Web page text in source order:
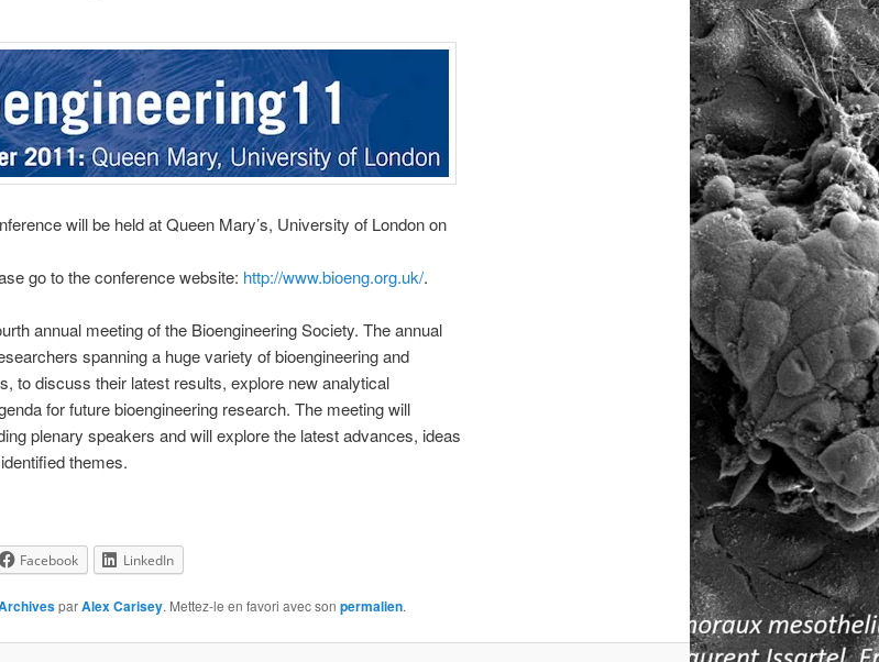
will be held at Queen Mary’s, University of London on
go to the conference website: http://www.bioeng.org.uk/.
annual meeting of the Bioengineering Society. The annual
spanning a huge variety of bioengineering and
to discuss their latest results, explore new analytical
for future bioengineering research. The meeting will
plenary speakers and will explore the latest advances, ideas
themes.
Facebook LinkedIn
parAlex Carisey. Mettez-le en favori avec son permalien.